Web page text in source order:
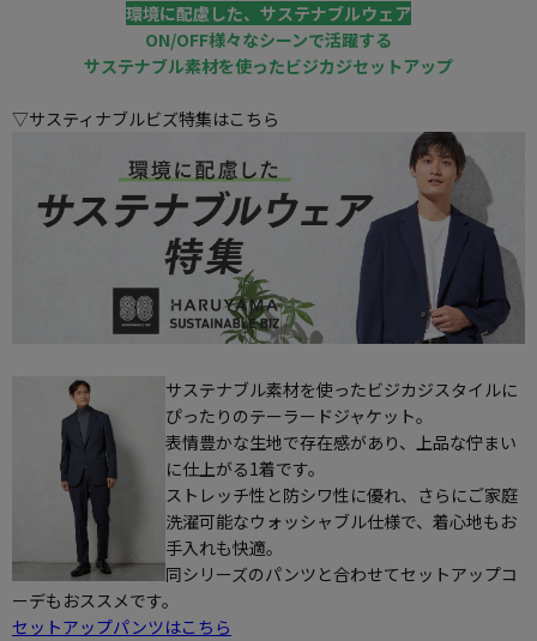
環境に配慮した、サステナブルウェア
ON/OFF様々なシーンで活躍する
サステナブル素材を使ったビジカジセットアップ
▽サスティナブルビズ特集はこちら
サステナブル素材を使ったビジカジスタイルに
ぴったりのテーラードジャケット。
表情豊かな生地で存在感があり、上品な佇まい
に仕上がる1着です。
ストレッチ性と防シワ性に優れ、さらにご家庭
洗濯可能なウォッシャブル仕様で、着心地もお
手入れも快適。
同シリーズのパンツと合わせてセットアップコ
ーデもおススメです。
セットアップパンツはこちら